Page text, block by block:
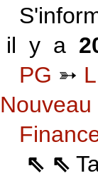
il y a
PG ➳
⇖ ⇖